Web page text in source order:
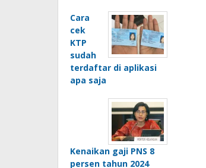
Cara
cek
KTP
sudah
terdaftar di aplikasi
apa saja
Kenaikan gaji PNS 8
persen tahun 2024